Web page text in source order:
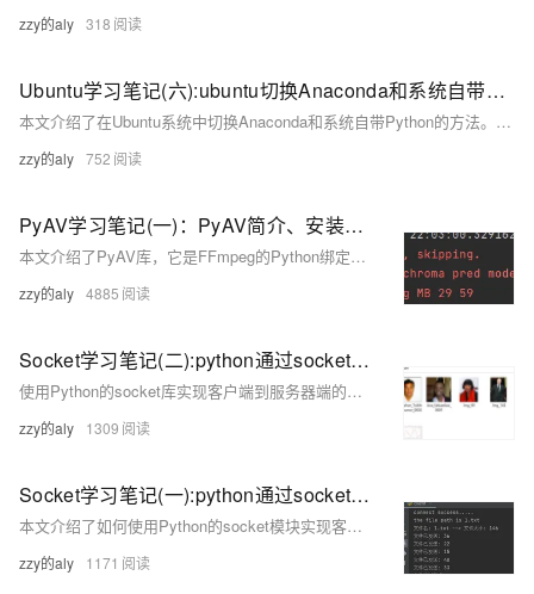
zzy的aly 318
Ubuntu学习笔记(六):ubuntu切换Anaconda和系统自带Python
本文介绍了在Ubuntu系统中切换Anaconda和系统自带Python的方法。方法1涉及编辑~/.bashrc和/etc/profile文件，更新Anaconda的路径。方法2提供了详细的步骤指导，帮助用户在Anaconda和系统自带Python之间进行切换。
zzy的aly 752
PyAV学习笔记(一)：PyAV简介、安装、基础操作、python获取RTSP(海康)的各种时间戳(rtp、dts、pts)
本文介绍了PyAV库，它是FFmpeg的Python绑定，提供了底层库的全部功能和控制。文章详细讲解了PyAV的安装过程，包括在Windows、Linux和ARM平台上的安装步骤，以及安装中可能遇到的错误和解决方法。此外，还解释了时间戳的概念，包括RTP、NTP、PTS和DTS，并提供了Python代码示例，展示如何获取RTSP流中的各种时间戳。最后，文章还提供了一些附录，包括Python通过NTP同步获取时间的方法和使用PyAV访问网络视频流的技巧。
zzy的aly 4885
Socket学习笔记(二):python通过socket实现客户端到服务器端的图片传输
使用Python的socket库实现客户端到服务器端的图片传输，包括客户端和服务器端的代码实现，以及传输结果的展示。
zzy的aly 1309
Socket学习笔记(一):python通过socket实现客户端到服务器端的文件传输
本文介绍了如何使用Python的socket模块实现客户端到服务器端的文件传输，包括客户端发送文件信息和内容，服务器端接收并保存文件的完整过程。
zzy的aly 1171